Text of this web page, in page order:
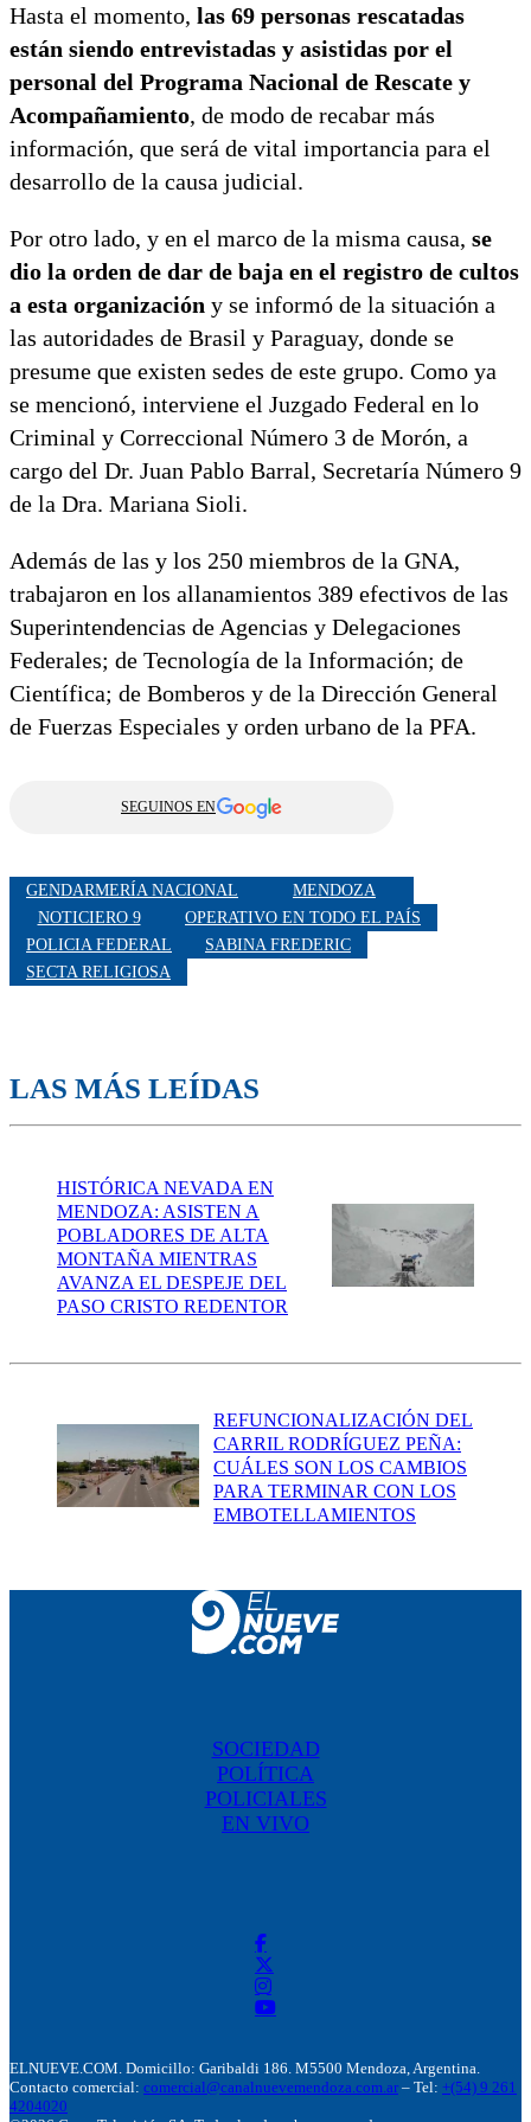
Hasta el momento, las 69 personas rescatadas
están siendo entrevistadas y asistidas por el
personal del Programa Nacional de Rescate y
Acompañamiento, de modo de recabar más
información, que será de vital importancia para el
desarrollo de la causa judicial.
Por otro lado, y en el marco de la misma causa, se
dio la orden de dar de baja en el registro de cultos
a esta organización y se informó de la situación a
las autoridades de Brasil y Paraguay, donde se
presume que existen sedes de este grupo. Como ya
se mencionó, interviene el Juzgado Federal en lo
Criminal y Correccional Número 3 de Morón, a
cargo del Dr. Juan Pablo Barral, Secretaría Número 9
de la Dra. Mariana Sioli.
Además de las y los 250 miembros de la GNA,
trabajaron en los allanamientos 389 efectivos de las
Superintendencias de Agencias y Delegaciones
Federales; de Tecnología de la Información; de
Científica; de Bomberos y de la Dirección General
de Fuerzas Especiales y orden urbano de la PFA.
SEGUINOS EN
GENDARMERÍA NACIONAL
MENDOZA
NOTICIERO 9
OPERATIVO EN TODO EL PAÍS
POLICIA FEDERAL
SABINA FREDERIC
SECTA RELIGIOSA
LAS MÁS LEÍDAS
HISTÓRICA NEVADA EN
MENDOZA: ASISTEN A
POBLADORES DE ALTA
MONTAÑA MIENTRAS
AVANZA EL DESPEJE DEL
PASO CRISTO REDENTOR
REFUNCIONALIZACIÓN DEL
CARRIL RODRÍGUEZ PEÑA:
CUÁLES SON LOS CAMBIOS
PARA TERMINAR CON LOS
EMBOTELLAMIENTOS
SOCIEDAD
POLÍTICA
POLICIALES
EN VIVO
ELNUEVE.COM. Domicillo: Garibaldi 186. M5500 Mendoza, Argentina.
Contacto comercial: comercial@canalnuevemendoza.com.ar – Tel: +(54) 9 261
4204020